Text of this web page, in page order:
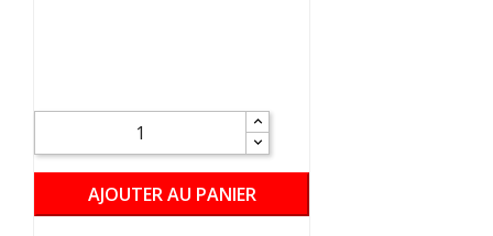
AJOUTER AU PANIER